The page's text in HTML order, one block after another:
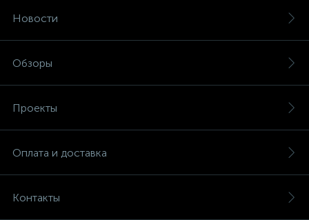
Новости
Обзоры
Проекты
Оплата и доставка
Контакты